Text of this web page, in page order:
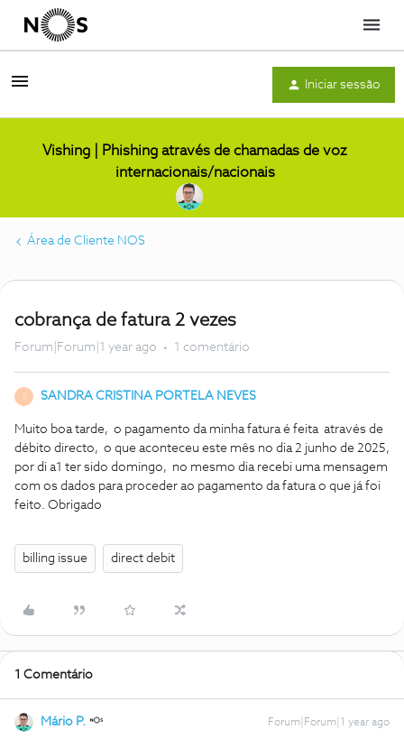
Menu
Iniciar sessão
Vishing | Phishing através de chamadas de voz
internacionais/nacionais
Área de Cliente NOS
cobrança de fatura 2 vezes
Forum|Forum|1 year ago 1 comentário
S SANDRA CRISTINA PORTELA NEVES
Muito boa tarde, o pagamento da minha fatura é feita através de
débito directo, o que aconteceu este mês no dia 2 junho de 2025,
por di a1 ter sido domingo, no mesmo dia recebi uma mensagem
com os dados para proceder ao pagamento da fatura o que já foi
feito. Obrigado
billing issue direct debit
1 Comentário
Mário P. Forum|Forum|1 year ago